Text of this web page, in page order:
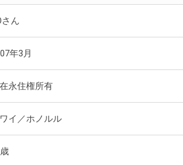
さん
年3月
永住権所有
イ／ホノルル